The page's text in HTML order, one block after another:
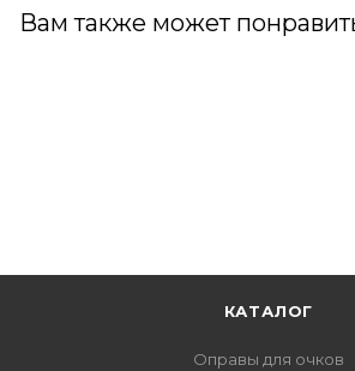
Вам также может
КАТАЛОГ
Оправы для очков